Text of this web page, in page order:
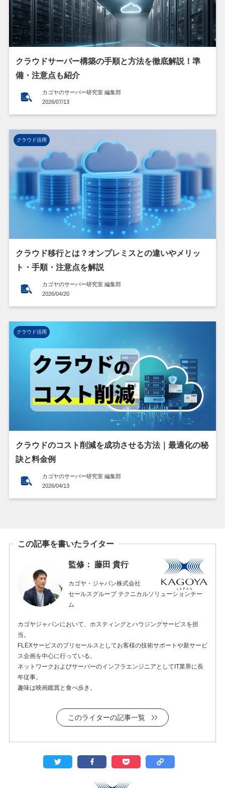
クラウドサーバー構築の手順と方法を徹底解説！準
備・注意点も紹介
カゴヤのサーバー研究室 編集部
2026/07/13
クラウド活用
クラウド移行とは？オンプレミスとの違いやメリッ
ト・手順・注意点を解説
カゴヤのサーバー研究室 編集部
2026/04/20
クラウド活用
クラウドのコスト削減を成功させる方法｜最適化の秘
訣と料金例
カゴヤのサーバー研究室 編集部
2026/04/13
この記事を書いたライター
監修： 藤田 貴行
カゴヤ・ジャパン株式会社
セールスグループ テクニカルソリューションチー
ム
カゴヤジャパンにおいて、ホスティングとハウジングサービスを担
当。
FLEXサービスのプリセールスとしてお客様の技術サポートや新サービ
ス企画を中心に行っている。
ネットワークおよびサーバーのインフラエンジニアとしてIT業界に長
年従事。
趣味は映画鑑賞と食べ歩き。
このライターの記事一覧